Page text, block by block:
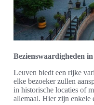
Bezienswaardigheden
Leuven biedt een rijke
elke bezoeker zullen
in historische locaties of
allemaal. Hier zijn enkele